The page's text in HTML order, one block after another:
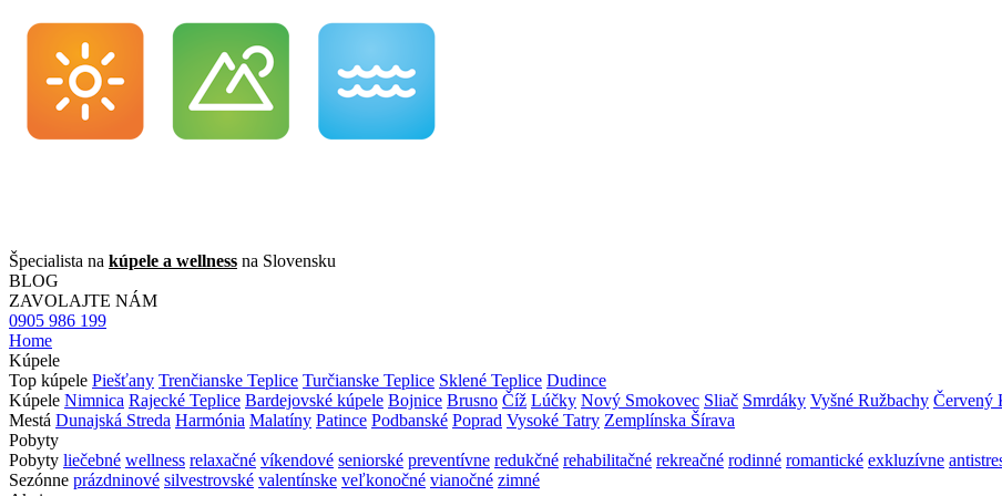
Špecialista na kúpele a wellness na Slovensku
BLOG
ZAVOLAJTE NÁM
0905 986 199
Home
Kúpele
Top kúpele Piešťany Trenčianske Teplice Turčianske Teplice Sklené Teplice Dudince
Kúpele Nimnica Rajecké Teplice Bardejovské kúpele Bojnice Brusno Číž Lúčky Nový Smokovec Sliač Smrdáky Vyšné Ružbachy Červený
Mestá Dunajská Streda Harmónia Malatíny Patince Podbanské Poprad Vysoké Tatry Zemplínska Šírava
Pobyty
Pobyty liečebné wellness relaxačné víkendové seniorské preventívne redukčné rehabilitačné rekreačné rodinné romantické exkluzívne
Sezónne prázdninové silvestrovské valentínske veľkonočné vianočné zimné